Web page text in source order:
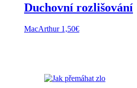
Duchovní rozlišování
MacArthur 1,50€